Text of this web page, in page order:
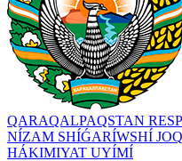
QARAQALPAQSTAN
NÍZAM SHÍǴARÍWSHÍ
HÁKIMIYAT UYÍMÍ